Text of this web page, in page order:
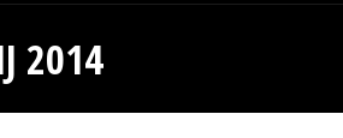
2014